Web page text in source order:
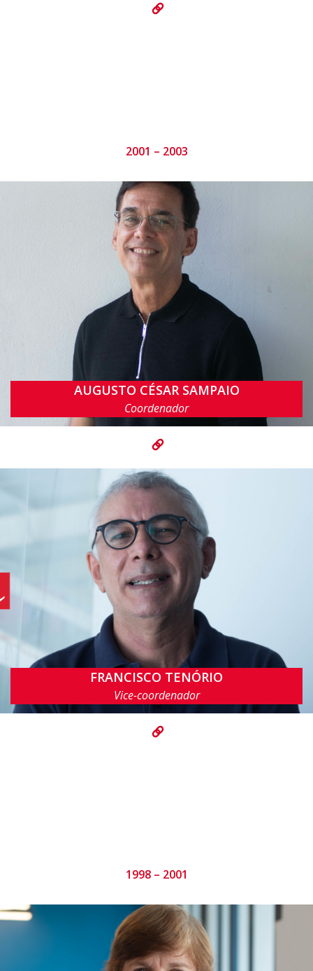
2001 – 2003
AUGUSTO CÉSAR SAMPAIO
Coordenador
acas@cin.ufpe.br
FRANCISCO TENÓRIO
Vice-coordenador
fatc@cin.ufpe.br
1998 – 2001